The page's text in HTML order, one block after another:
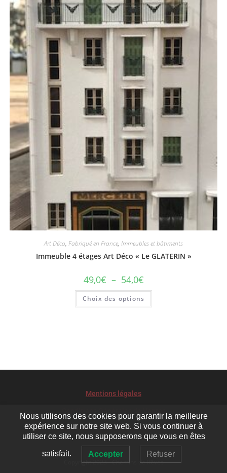
Art Déco, Fabriqué en France, Immeubles et bâtiments
Immeuble 4 étages Art Déco « Le GLATERIN »
49,0€ – 54,0€
Choix des options
Mentions légales
Le développement durable pour Chemins de rêves
Copyright 2023 - Chemins de Rêves
Nous utilisons des cookies pour garantir la meilleure
expérience sur notre site web. Si vous continuer à
utiliser ce site, nous supposerons que vous en êtes
satisfait. Accepter Refuser